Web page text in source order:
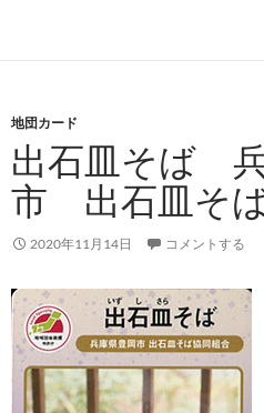
地団カード
出石皿そば
市 出石皿そ
2020年11月14日 コメントする